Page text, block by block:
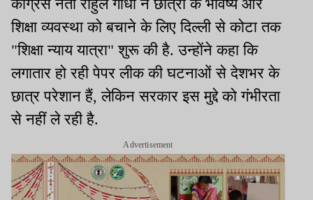
कांग्रेस नेता राहुल गांधी ने छात्रों के भविष्य और
शिक्षा व्यवस्था को बचाने के लिए दिल्ली से कोटा तक
"शिक्षा न्याय यात्रा" शुरू की है. उन्होंने कहा कि
लगातार हो रही पेपर लीक की घटनाओं से देशभर के
छात्र परेशान हैं, लेकिन सरकार इस मुद्दे को गंभीरता
से नहीं ले रही है.
Advertisement